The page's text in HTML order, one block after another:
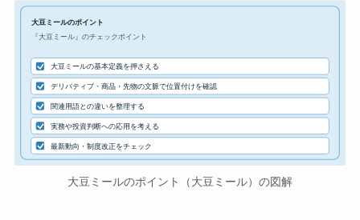
大豆ミールのポイント
『大豆ミール』のチェックポイント
大豆ミールの基本定義を押さえる
デリバティブ・商品・先物の文脈で位置付けを確認
関連用語との違いを整理する
実務や投資判断への応用を考える
最新動向・制度改正をチェック
大豆ミールのポイント（大豆ミール）の図解